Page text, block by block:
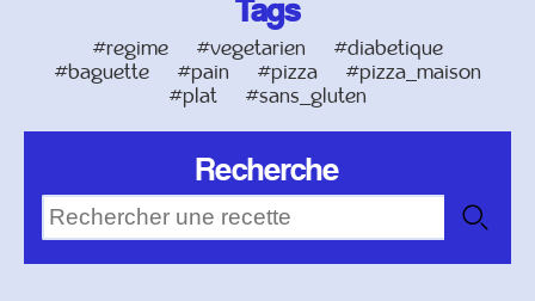
Tags
#regime #vegetarien
#diabetique
#baguette
#pain #pizza
#pizza_maison
#plat
#sans_gluten
Recherche